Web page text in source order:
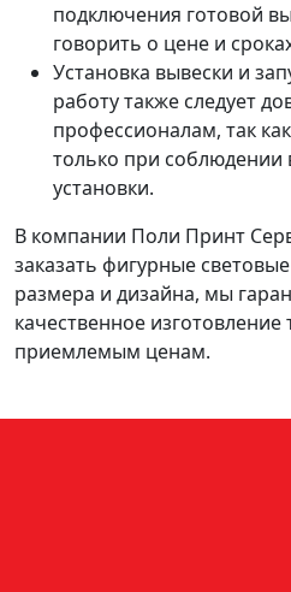
подключения готовой
говорить о цене и
Установка вывески и
работу также следует
профессионалам, так
только при соблюдении
установки.
В компании Поли Принт
заказать фигурные
размера и дизайна, мы
качественное изготовление
приемлемым ценам.